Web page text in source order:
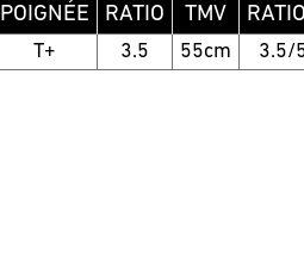
POIGNÉE RATIO TMV
T+ 3.5 55cm 3.5/